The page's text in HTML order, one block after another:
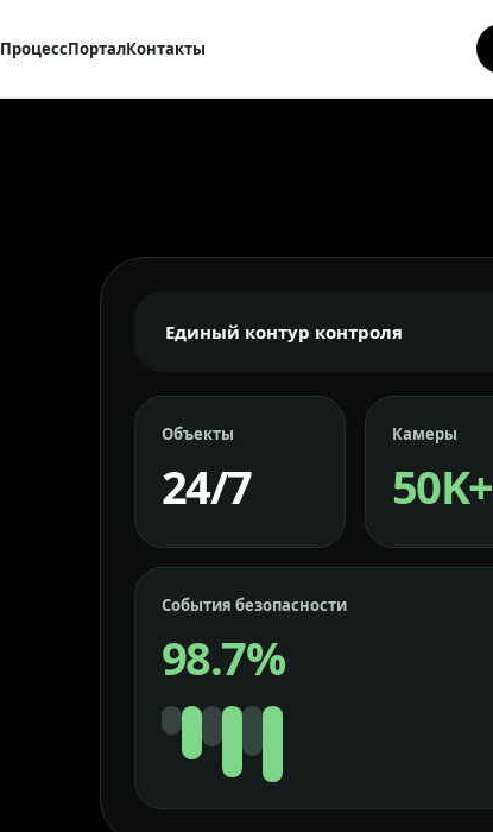
ПроцессПорталКонтакты
Единый контур контроля
Объекты
24/7
Камеры
50K+
События безопасности
98.7%